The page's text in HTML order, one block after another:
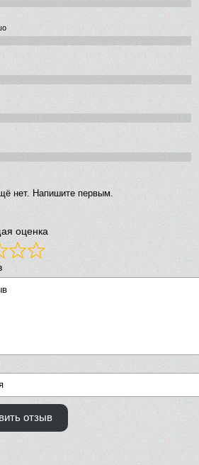
нет. Напишите первым.
оценка
отзыв